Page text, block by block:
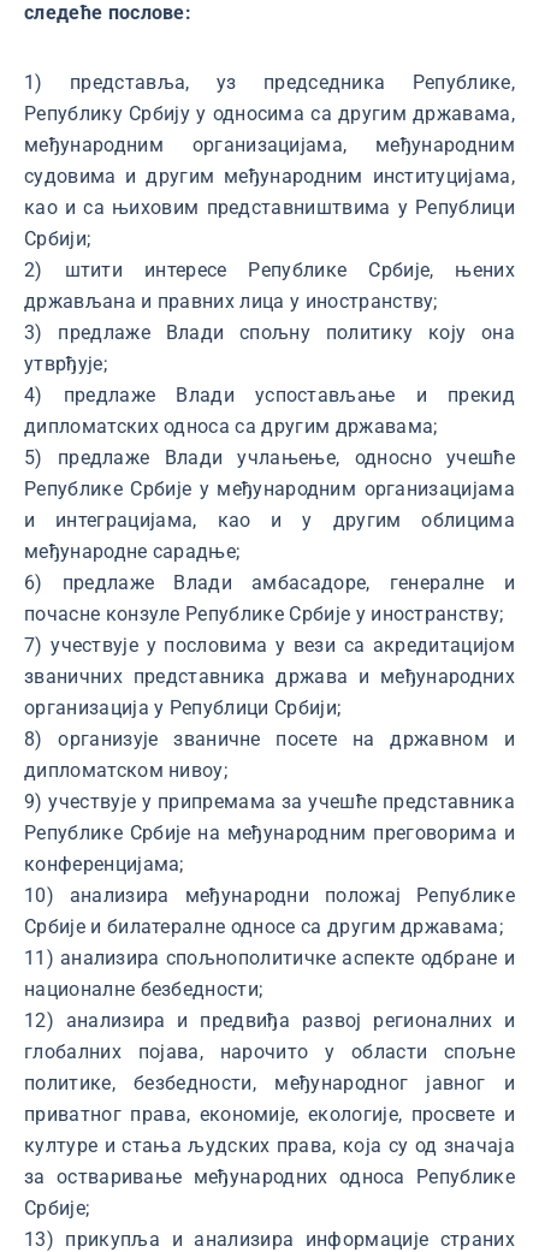
следеће послове:
1) представља, уз председника Републике,
Републику Србију у односима са другим државама,
међународним организацијама, међународним
судовима и другим међународним институцијама,
као и са њиховим представништвима у Републици
Србији;
2) штити интересе Републике Србије, њених
држављана и правних лица у иностранству;
3) предлаже Влади спољну политику коју она
утврђује;
4) предлаже Влади успостављање и прекид
дипломатских односа са другим државама;
5) предлаже Влади учлањење, односно учешће
Републике Србије у међународним организацијама
и интеграцијама, као и у другим облицима
међународне сарадње;
6) предлаже Влади амбасадоре, генералне и
почасне конзуле Републике Србије у иностранству;
7) учествује у пословима у вези са акредитацијом
званичних представника држава и међународних
организација у Републици Србији;
8) организује званичне посете на државном и
дипломатском нивоу;
9) учествује у припремама за учешће представника
Републике Србије на међународним преговорима и
конференцијама;
10) анализира међународни положај Републике
Србије и билатералне односе са другим државама;
11) анализира спољнополитичке аспекте одбране и
националне безбедности;
12) анализира и предвиђа развој регионалних и
глобалних појава, нарочито у области спољне
политике, безбедности, међународног јавног и
приватног права, економије, екологије, просвете и
културе и стања људских права, која су од значаја
за остваривање међународних односа Републике
Србије;
13) прикупља и анализира информације страних